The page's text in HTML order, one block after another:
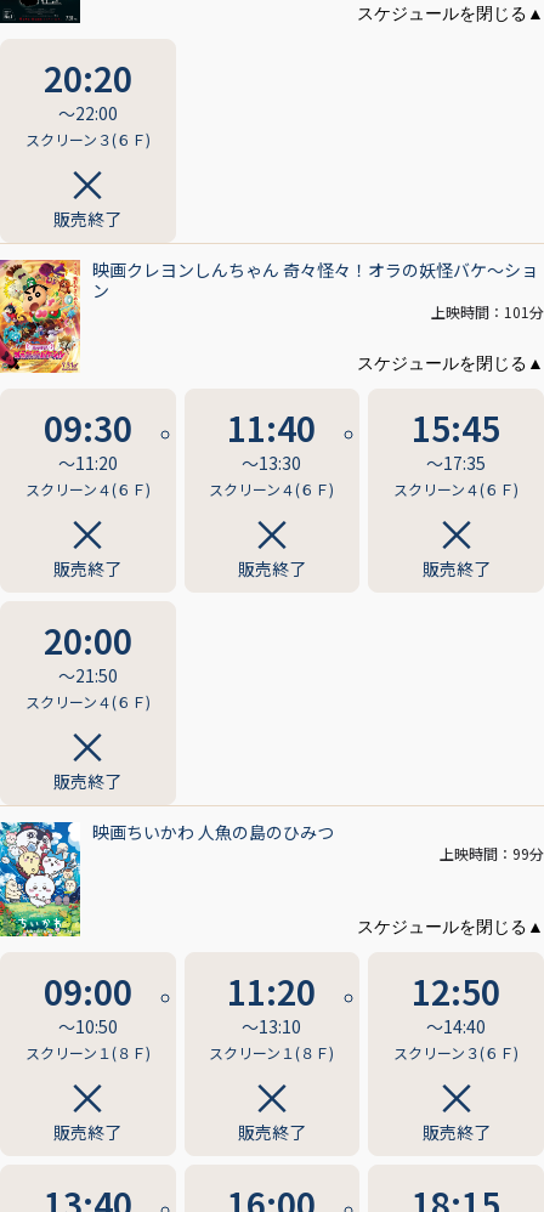
20:20
〜22:00
スクリーン３(６Ｆ)
販売終了
映画クレヨンしんちゃん 奇々怪々！オラの妖怪バケ～ショ
ン
上映時間：101分
09:30
〜11:20
スクリーン４(６Ｆ)
販売終了
11:40
〜13:30
スクリーン４(６Ｆ)
販売終了
15:45
〜17:35
スクリーン４(６Ｆ)
販売終了
20:00
〜21:50
スクリーン４(６Ｆ)
販売終了
映画ちいかわ 人魚の島のひみつ
上映時間：99分
09:00
〜10:50
スクリーン１(８Ｆ)
販売終了
11:20
〜13:10
スクリーン１(８Ｆ)
販売終了
12:50
〜14:40
スクリーン３(６Ｆ)
販売終了